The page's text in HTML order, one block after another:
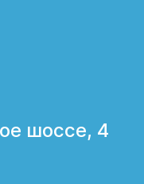
шоссе, 4